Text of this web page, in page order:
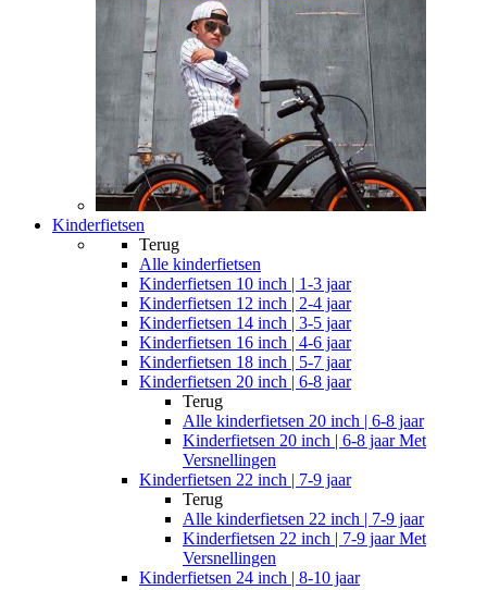
Kinderfietsen
Terug
Alle kinderfietsen
Kinderfietsen 10 inch | 1-3 jaar
Kinderfietsen 12 inch | 2-4 jaar
Kinderfietsen 14 inch | 3-5 jaar
Kinderfietsen 16 inch | 4-6 jaar
Kinderfietsen 18 inch | 5-7 jaar
Kinderfietsen 20 inch | 6-8 jaar
Terug
Alle kinderfietsen 20 inch | 6-8 jaar
Kinderfietsen 20 inch | 6-8 jaar Met
Versnellingen
Kinderfietsen 22 inch | 7-9 jaar
Terug
Alle kinderfietsen 22 inch | 7-9 jaar
Kinderfietsen 22 inch | 7-9 jaar Met
Versnellingen
Kinderfietsen 24 inch | 8-10 jaar